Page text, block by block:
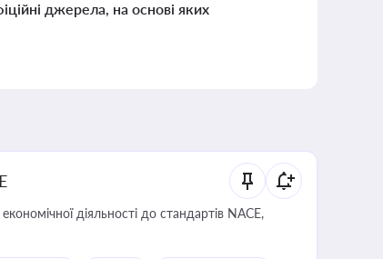
джерела, на основі яких
діяльності до стандартів NACE,